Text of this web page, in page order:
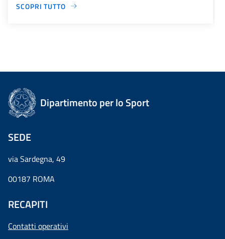
SCOPRI TUTTO
Dipartimento per lo Sport
SEDE
via Sardegna, 49
00187 ROMA
RECAPITI
Contatti operativi